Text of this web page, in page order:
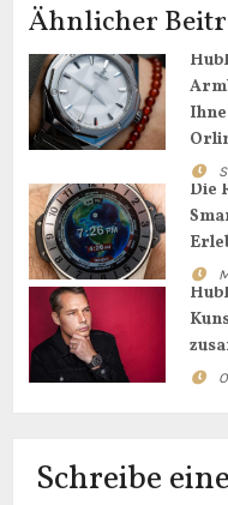
Ähnlicher
Die
Schreibe